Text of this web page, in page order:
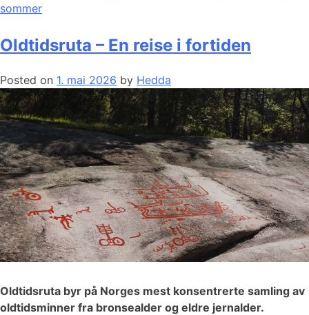
sommer
Oldtidsruta – En reise i fortiden
Posted on 1. mai 2026 by Hedda
Oldtidsruta byr på Norges mest konsentrerte samling av
oldtidsminner fra bronsealder og eldre jernalder.